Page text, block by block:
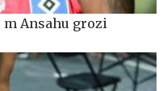
Ansahu grozi